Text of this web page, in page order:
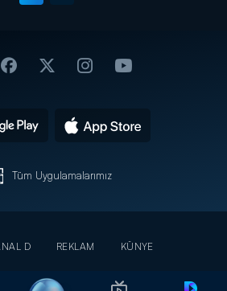
Tüm Uygulamalarımız
D REKLAM
KÜNYE
YARDIM